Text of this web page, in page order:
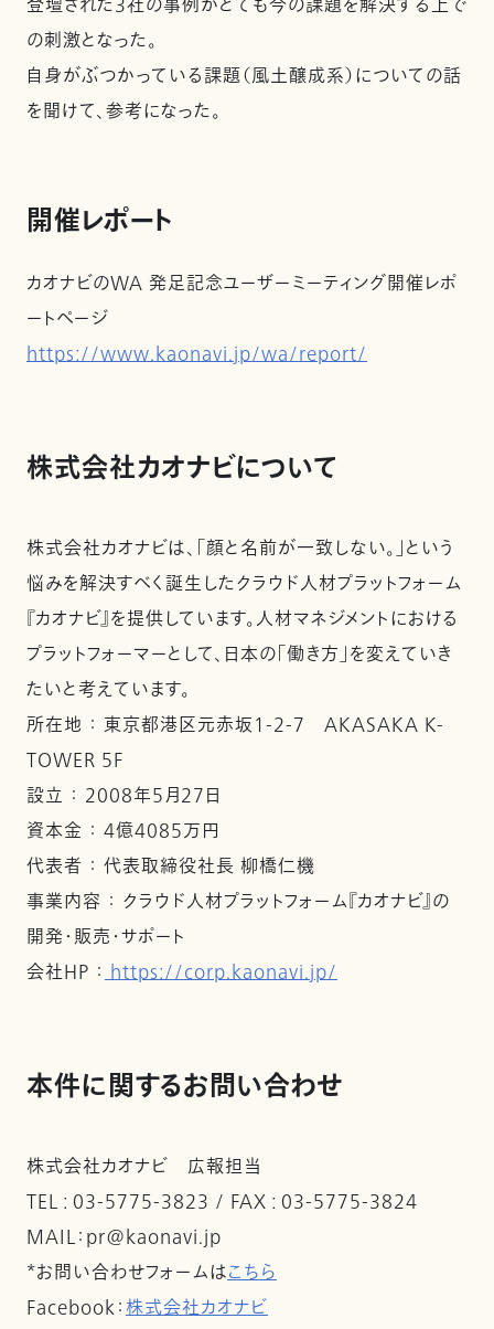
登壇された3社の事例がとても今の課題を解決する上で
の刺激となった。
自身がぶつかっている課題（風土醸成系）についての話
を聞けて、参考になった。
開催レポート
カオナビのWA 発足記念ユーザーミーティング開催レポ
ートページ
https://www.kaonavi.jp/wa/report/
株式会社カオナビについて
株式会社カオナビは、「顔と名前が一致しない。」という
悩みを解決すべく誕生したクラウド人材プラットフォーム
『カオナビ』を提供しています。人材マネジメントにおける
プラットフォーマーとして、日本の「働き方」を変えていき
たいと考えています。
所在地 ： 東京都港区元赤坂1-2-7 AKASAKA K-
TOWER 5F
設立 ： 2008年5月27日
資本金 ： 4億4085万円
代表者 ： 代表取締役社長 柳橋仁機
事業内容 ： クラウド人材プラットフォーム『カオナビ』の
開発・販売・サポート
会社HP ：https://corp.kaonavi.jp/
本件に関するお問い合わせ
株式会社カオナビ 広報担当
TEL : 03-5775-3823 / FAX : 03-5775-3824
MAIL：pr@kaonavi.jp
*お問い合わせフォームはこちら
Facebook：株式会社カオナビ